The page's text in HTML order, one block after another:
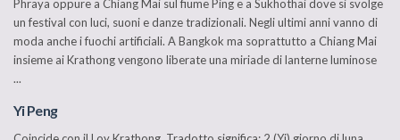
Phraya oppure a Chiang Mai sul fiume Ping e a Sukhothai dove si svolge
un festival con luci, suoni e danze tradizionali. Negli ultimi anni vanno di
moda anche i fuochi artificiali. A Bangkok ma soprattutto a Chiang Mai
insieme ai Krathong vengono liberate una miriade di lanterne luminose
...
Yi Peng